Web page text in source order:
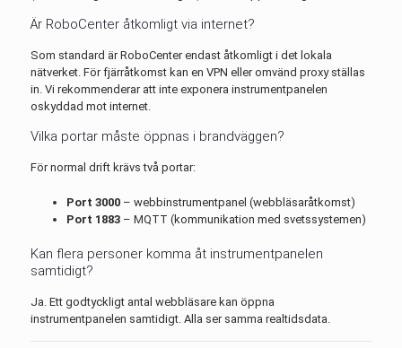
Är RoboCenter åtkomligt via internet?
Som standard är RoboCenter endast åtkomligt i det lokala
nätverket. För fjärråtkomst kan en VPN eller omvänd proxy ställas
in. Vi rekommenderar att inte exponera instrumentpanelen
oskyddad mot internet.
Vilka portar måste öppnas i brandväggen?
För normal drift krävs två portar:
Port 3000– webbinstrumentpanel (webbläsaråtkomst)
Port 1883– MQTT (kommunikation med svetssystemen)
Kan flera personer komma åt instrumentpanelen
samtidigt?
Ja. Ett godtyckligt antal webbläsare kan öppna
instrumentpanelen samtidigt. Alla ser samma realtidsdata.